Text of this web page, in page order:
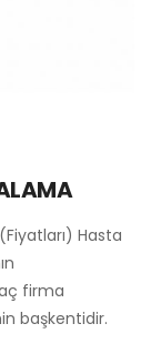
Hasta
firma
başkentidir.